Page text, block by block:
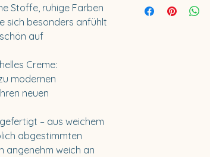
Stoffe, ruhige Farben
sich besonders anfühlt
auf
Creme:
modernen
neuen
– aus weichem
abgestimmten
angenehm weich an
📏70 cm
–
Buckow & Hartwig